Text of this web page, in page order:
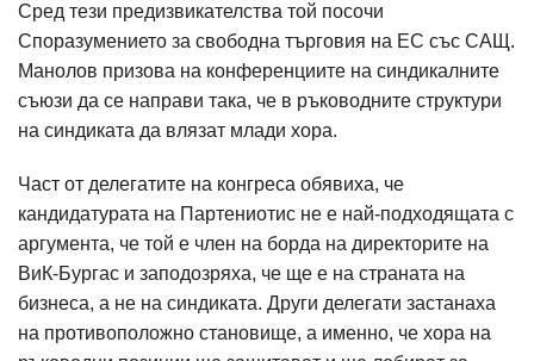
Сред тези предизвикателства той посочи
Споразумението за свободна търговия на ЕС със САЩ.
Манолов призова на конференциите на синдикалните
съюзи да се направи така, че в ръководните структури
на синдиката да влязат млади хора.
Част от делегатите на конгреса обявиха, че
кандидатурата на Партениотис не е най-подходящата с
аргумента, че той е член на борда на директорите на
ВиК-Бургас и заподозряха, че ще е на страната на
бизнеса, а не на синдиката. Други делегати застанаха
на противоположно становище, а именно, че хора на